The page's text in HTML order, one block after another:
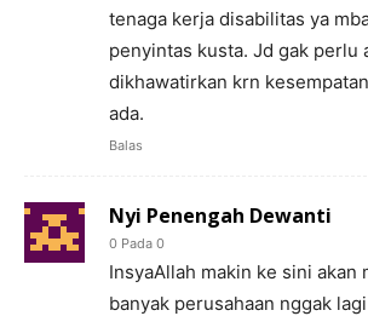
tenaga kerja disabilitas ya
penyintas kusta. Jd gak perlu
dikhawatirkan krn
ada.
Balas
Nyi Penengah Dewanti
0 Pada 0
InsyaAllah makin ke sini akan
banyak perusahaan nggak